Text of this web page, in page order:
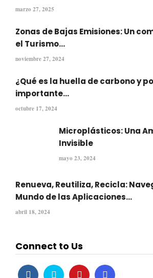
marzo 27, 2025
Zonas de Bajas Emisiones: Un
el Turismo...
noviembre 27, 2024
¿Qué es la huella de carbono y
importante...
octubre 17, 2024
Microplásticos: Una
Invisible
mayo 23, 2024
Renueva, Reutiliza, Recicla:
Mundo de las Aplicaciones...
abril 18, 2024
Connect to Us